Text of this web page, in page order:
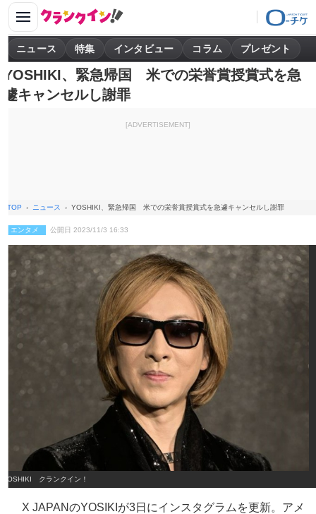
ニュース 特集 インタビュー コラム プレゼント
YOSHIKI、緊急帰国 米での栄誉賞授賞式を急
遽キャンセルし謝罪
[ADVERTISEMENT]
TOP ニュース YOSHIKI、緊急帰国 米での栄誉賞授賞式を急遽キャンセルし謝罪
エンタメ 公開日 2023/11/3 16:33
YOSHIKI クランクイン！
X JAPANのYOSIKIが3日にインスタグラムを更新。アメ